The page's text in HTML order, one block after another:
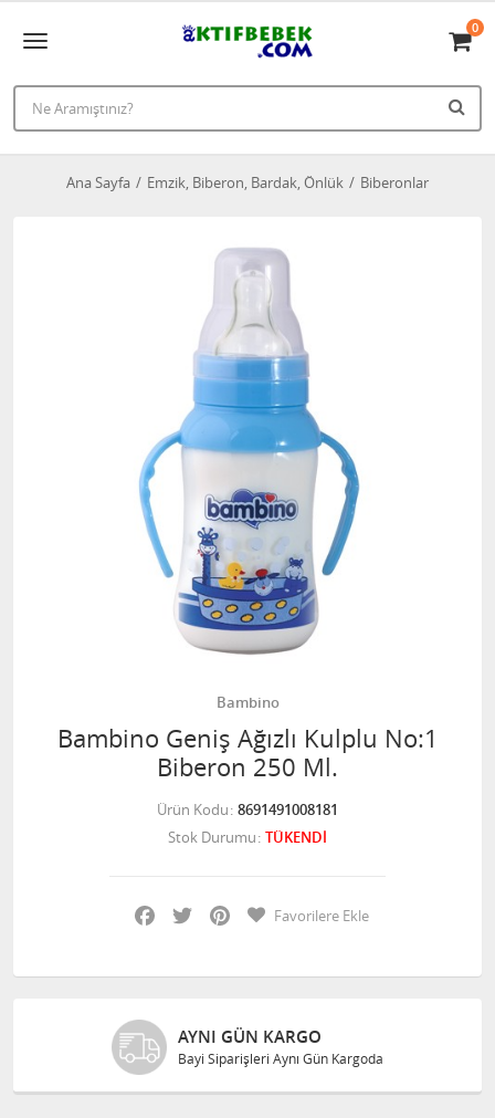
0
Ana Sayfa Emzik, Biberon, Bardak, Önlük Biberonlar
Bambino
Bambino Geniş Ağızlı Kulplu No:1
Biberon 250 Ml.
Ürün Kodu 8691491008181
Stok Durumu TÜKENDİ
Facebook
Twitter PinterestFavorilere Ekle
AYNI GÜN KARGO
Bayi Siparişleri Aynı Gün Kargoda